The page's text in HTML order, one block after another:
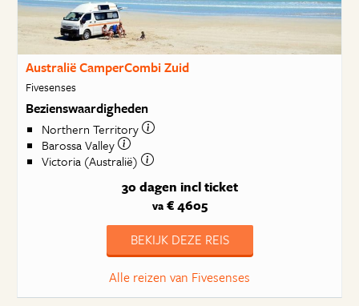
Australië CamperCombi Zuid
Fivesenses
Bezienswaardigheden
Northern Territory
Barossa Valley
Victoria (Australië)
30 dagen incl ticket
va€ 4605
BEKIJK DEZE REIS
Alle reizen van Fivesenses